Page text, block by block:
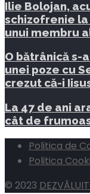
Ilie Bolojan,
schizofrenie la
unui membru
O bătrânică s-
unei poze cu
crezut că-i
La 47 de ani
cât de
Politica de
Politica
© 2023